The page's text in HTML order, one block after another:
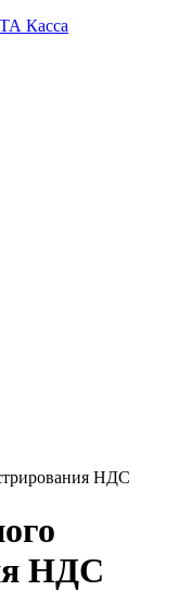
Касса
НДС
НДС